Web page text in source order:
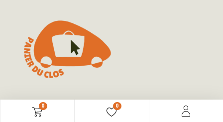
0 0
France